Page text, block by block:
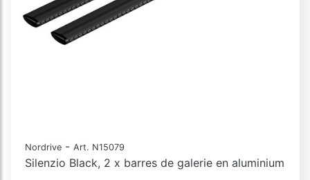
Nordrive - Art. N15079
Silenzio Black, 2 x barres de galerie en aluminium